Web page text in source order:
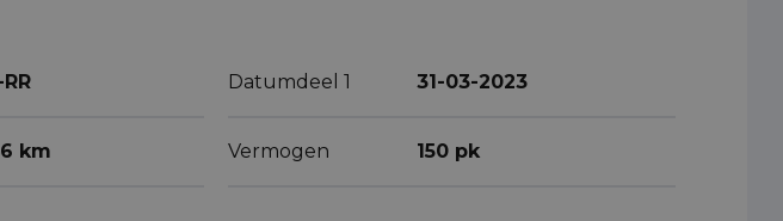
Datumdeel 1 31-03-2023
km Vermogen 150 pk